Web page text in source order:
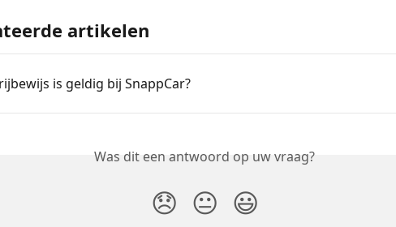
artikelen
is geldig bij SnappCar?
Was dit een antwoord op uw vraag?
😞 😐 😃